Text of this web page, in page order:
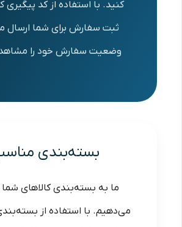
کنید. با استفاده از کد پیگیری
ثبت سفارش برای شما ارسال
وضعیت سفارش خود را
بسته‌بندی
ما به بسته‌بندی کالاهای
می‌دهیم. با استفاده از